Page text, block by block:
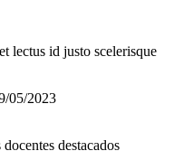
lectus id justo scelerisque
05/2023